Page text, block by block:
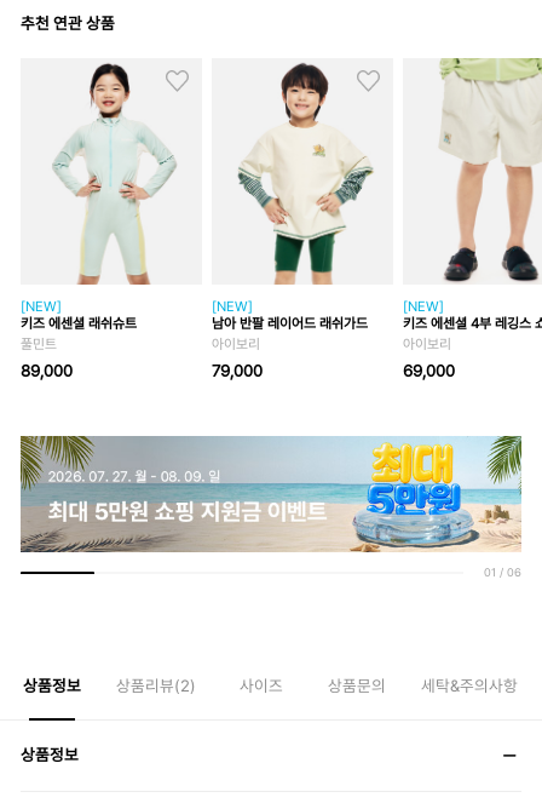
추천 연관 상품
[NEW]
키즈 에센셜 래쉬슈트
풀민트
89,000
[NEW]
남아 반팔 레이어드 래쉬가드
아이보리
79,000
[NEW]
키즈 에센셜 4부 레깅스
아이보리
69,000
01 / 06
상품정보 상품리뷰(2) 사이즈 상품문의 세탁&주의사항
상품정보